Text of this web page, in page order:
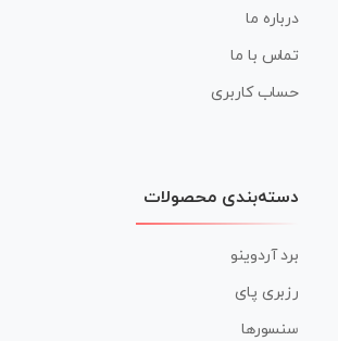
درباره ما
تماس با ما
حساب کاربری
دسته‌بندی محصولات
برد آردوینو
رزبری پای
سنسورها